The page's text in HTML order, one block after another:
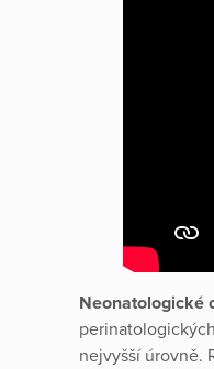
Neonatologické
nejvyšší úrovně.